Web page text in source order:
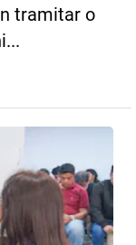
tramitar o